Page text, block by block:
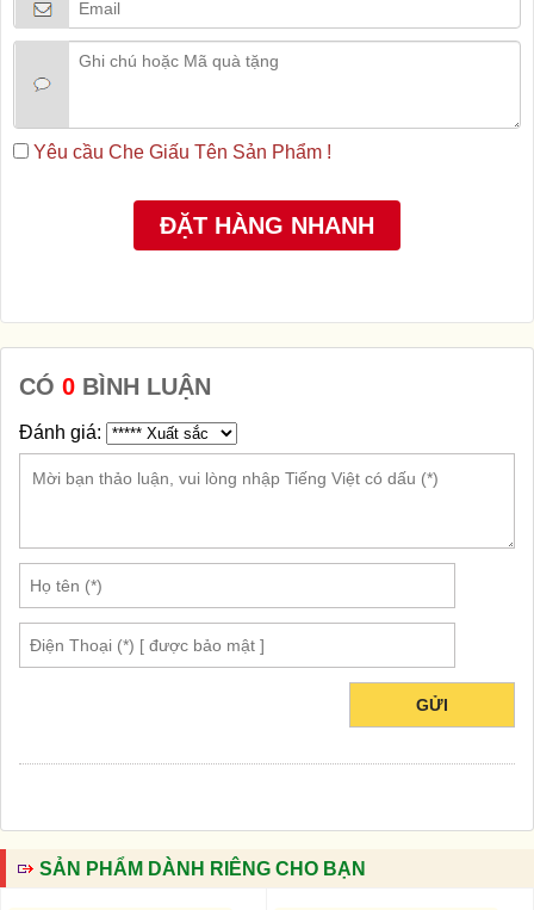
Yêu cầu Che Giấu Tên Sản Phẩm !
CÓ 0 BÌNH LUẬN
Đánh giá:
GỬI
SẢN PHẨM DÀNH RIÊNG CHO BẠN